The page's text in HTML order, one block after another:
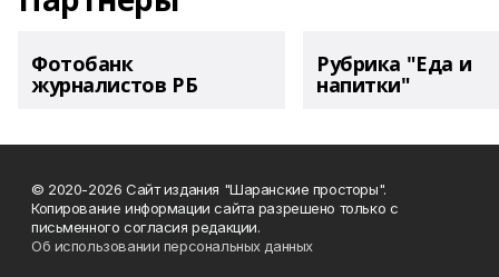
Фотобанк
журналистов РБ
Рубрика "Еда и
напитки"
© 2020-2026 Сайт издания "Шаранские просторы".
Копирование информации сайта разрешено только с
письменного согласия редакции.
Об использовании персональных данных